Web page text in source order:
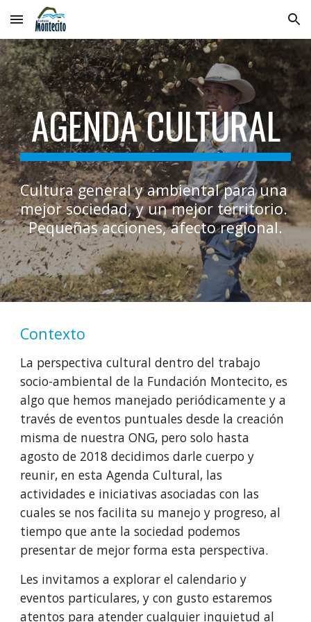
Skip to main content Skip to navigation
AGENDA CULTURAL
Cultura general y ambiental para una
mejor sociedad, y un mejor territorio.
Pequeñas acciones, afecto regional.
Contexto
La perspectiva cultural dentro del trabajo
socio-ambiental de la Fundación Montecito, es
algo que hemos manejado periódicamente y a
través de eventos puntuales desde la creación
misma de nuestra ONG, pero solo hasta
agosto de 2018 decidimos darle cuerpo y
reunir, en esta Agenda Cultural, las
actividades e iniciativas asociadas con las
cuales se nos facilita su manejo y progreso, al
tiempo que ante la sociedad podemos
presentar de mejor forma esta perspectiva.
Les invitamos a explorar el calendario y
eventos particulares, y con gusto estaremos
atentos para atender cualquier inquietud al